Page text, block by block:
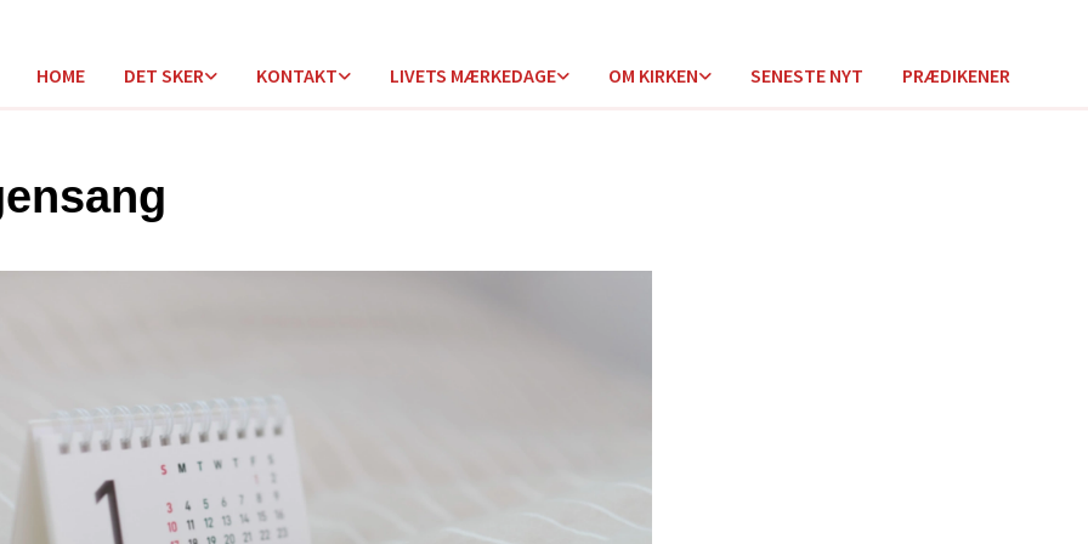
HOME DET SKER KONTAKT LIVETS MÆRKEDAGE OM KIRKEN SENESTE NYT PRÆDIKENER